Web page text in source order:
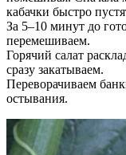
кабачки быстро
За 5–10 минут до
перемешиваем.
Горячий салат
сразу закатываем.
Переворачиваем
остывания.